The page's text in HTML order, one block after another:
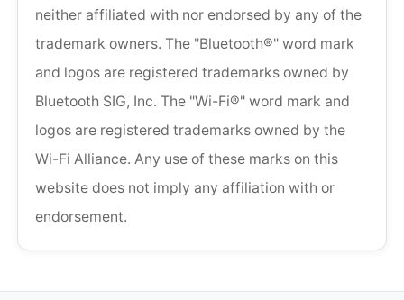
neither affiliated with nor endorsed by any of the
trademark owners. The "Bluetooth®" word mark
and logos are registered trademarks owned by
Bluetooth SIG, Inc. The "Wi-Fi®" word mark and
logos are registered trademarks owned by the
Wi-Fi Alliance. Any use of these marks on this
website does not imply any affiliation with or
endorsement.